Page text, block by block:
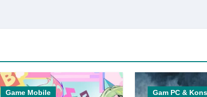
Game Mobile
Gam PC &